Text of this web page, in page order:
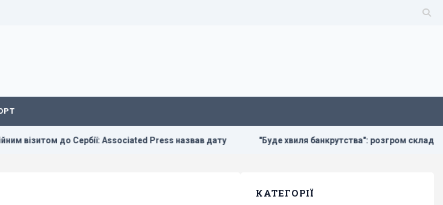
Сербії: Associated Press назвав дату "Буде хвиля банкрутства": розгром складів Wildberries
КАТЕГОРІЇ